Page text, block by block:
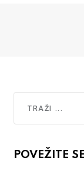
Type 2 or more
POVEŽITE SE